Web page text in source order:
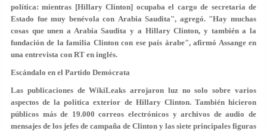
política: mientras [Hillary Clinton] ocupaba el cargo de secretaria de
Estado fue muy benévola con Arabia Saudita", agregó. "Hay muchas
cosas que unen a Arabia Saudita y a Hillary Clinton, y también a la
fundación de la familia Clinton con ese país árabe", afirmó Assange en
una entrevista con RT en inglés.
Escándalo en el Partido Demócrata
Las publicaciones de WikiLeaks arrojaron luz no solo sobre varios
aspectos de la política exterior de Hillary Clinton. También hicieron
públicos más de 19.000 correos electrónicos y archivos de audio de
mensajes de los jefes de campaña de Clinton y las siete principales figuras